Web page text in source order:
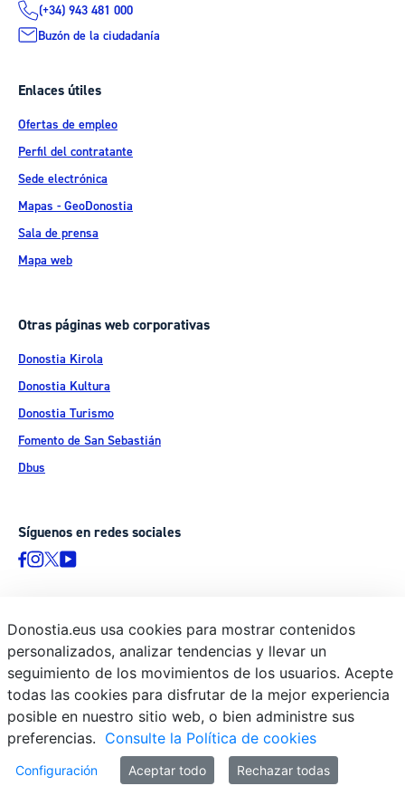
(+34) 943 481 000
Buzón de la ciudadanía
Enlaces útiles
Ofertas de empleo
Perfil del contratante
Sede electrónica
Mapas - GeoDonostia
Sala de prensa
Mapa web
Otras páginas web corporativas
Donostia Kirola
Donostia Kultura
Donostia Turismo
Fomento de San Sebastián
Dbus
Síguenos en redes sociales
© Donostiako Udala - Ayuntamiento de Donostia / San Sebastián
Ijentea 1, 20003 Donostia / San Sebastián
Aviso legal
Política de privacidad
Política de cookies
Declaración de accesibilidad
Donostia.eus usa cookies para mostrar contenidos
personalizados, analizar tendencias y llevar un
seguimiento de los movimientos de los usuarios. Acepte
todas las cookies para disfrutar de la mejor experiencia
posible en nuestro sitio web, o bien administre sus
preferencias. Consulte la Política de cookies
Configuración Aceptar todo Rechazar todas